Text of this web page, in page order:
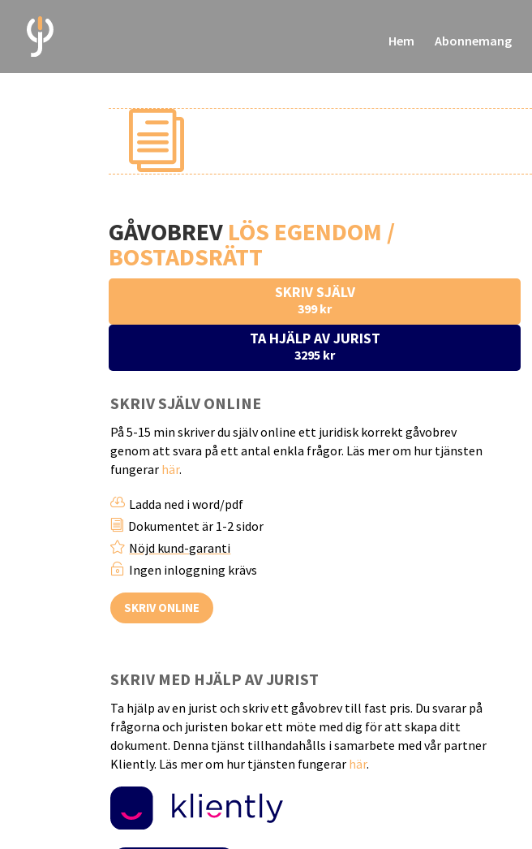
Hem Abonnemang
i
GÅVOBREV LÖS EGENDOM /
BOSTADSRÄTT
SKRIV SJÄLV
399 kr
TA HJÄLP AV JURIST
3295 kr
SKRIV SJÄLV ONLINE
På 5-15 min skriver du själv online ett juridisk korrekt gåvobrev
genom att svara på ett antal enkla frågor. Läs mer om hur tjänsten
fungerar här.
 Ladda ned i word/pdf
i Dokumentet är 1-2 sidor
 Nöjd kund-garanti
 Ingen inloggning krävs
SKRIV ONLINE
SKRIV MED HJÄLP AV JURIST
Ta hjälp av en jurist och skriv ett gåvobrev till fast pris. Du svarar på
frågorna och juristen bokar ett möte med dig för att skapa ditt
dokument. Denna tjänst tillhandahålls i samarbete med vår partner
Kliently. Läs mer om hur tjänsten fungerar här.